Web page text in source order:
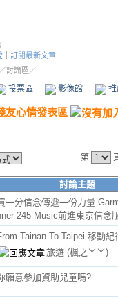
訂閱最新文章
／討論區／
投票區 影像館
友心情發表區
第
討論主題
一分信念傳遞一份力量
245 Music前進東京信念
Tainan To Taipei-移動紀
旅遊 (楓之ㄚㄚ)
願意參加資助兒童嗎?